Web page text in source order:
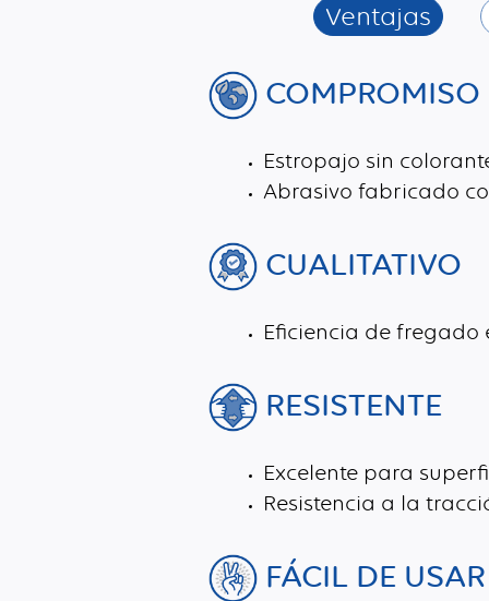
Ventajas
Estropajo sin
Abrasivo fabricado
CUALITATIVO
Eficiencia de fregado
RESISTENTE
Excelente para
Resistencia a la
FÁCIL DE USAR